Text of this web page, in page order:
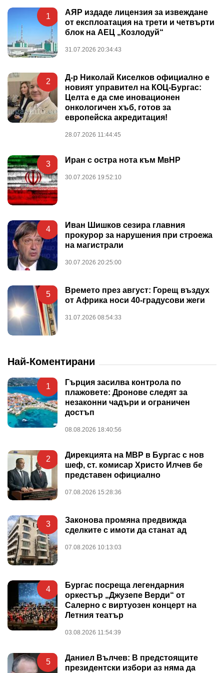
1
АЯР издаде лицензия за извеждане
от експлоатация на трети и четвърти
блок на АЕЦ „Козлодуй“
31.07.2026 20:34:43
2
Д-р Николай Киселков официално е
новият управител на КОЦ-Бургас:
Целта е да сме иновационен
онкологичен хъб, готов за
европейска акредитация!
28.07.2026 11:44:45
3 Иран с остра нота към МвНР
30.07.2026 19:52:10
4
Иван Шишков сезира главния
прокурор за нарушения при строежа
на магистрали
30.07.2026 20:25:00
5
Времето през август: Горещ въздух
от Африка носи 40-градусови жеги
31.07.2026 08:54:33
Най-Коментирани
1
Гърция засилва контрола по
плажовете: Дронове следят за
незаконни чадъри и ограничен
достъп
08.08.2026 18:40:56
2
Дирекцията на МВР в Бургас с нов
шеф, ст. комисар Христо Илчев бе
представен официално
07.08.2026 15:28:36
3
Законова промяна предвижда
сделките с имоти да станат ад
07.08.2026 10:13:03
4
Бургас посреща легендарния
оркестър „Джузепе Верди“ от
Салерно с виртуозен концерт на
Летния театър
03.08.2026 11:54:39
5
Даниел Вълчев: В предстоящите
президентски избори аз няма да